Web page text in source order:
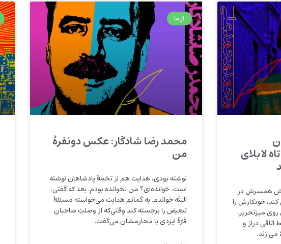
لابلای
همسرش در
خودکارش را
روی میزتحریر.
دراز و
می زند.
از ما
محمد رضا شادگار: عکس دونفرۀ
من
نوشته بودی، هدایت هم از تخمۀ پادشاهان نوشته
است، خوانده‌ای؟ من نخوانده بودم. بعد که گفتی،
البتّه خواندم. به گمانم هدایت می‌خواسته مسئلۀ
تبعیض را برجسته کند وقتی‌که از وصلتِ صاحبانِ
فرّۀ ایزدی با محارمشان می‌گفت.